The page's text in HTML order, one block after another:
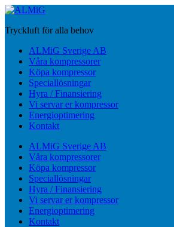
Hoppa
huvudinnehåll
Tryckluft för alla behov
på/av
mobilmeny
ALMiG Sverige AB
Våra kompressorer
Köpa kompressor
Speciallösningar
Hyra / Finansiering
Vi servar er kompressor
Energioptimering
Kontakt
ALMiG Sverige AB
Våra kompressorer
Köpa kompressor
Speciallösningar
Hyra / Finansiering
Vi servar er kompressor
Energioptimering
Kontakt